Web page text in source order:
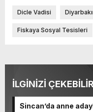
Dicle Vadisi
Fiskaya Sosyal Tesisleri
İLGİNİZİ ÇEKEBİLİR
Sincan’da anne